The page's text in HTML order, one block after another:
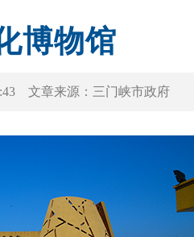
博物馆
文章来源： 三门峡市政府